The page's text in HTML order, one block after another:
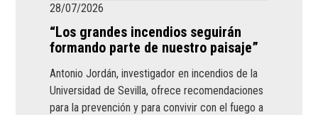
28/07/2026
“Los grandes incendios seguirán
formando parte de nuestro paisaje”
Antonio Jordán, investigador en incendios de la
Universidad de Sevilla, ofrece recomendaciones
para la prevención y para convivir con el fuego a